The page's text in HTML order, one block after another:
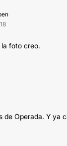
foto creo.
de Operada. Y ya